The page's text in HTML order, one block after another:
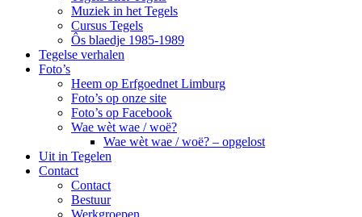
Muziek in het Tegels
Cursus Tegels
Ôs blaedje 1985-1989
Tegelse verhalen
Foto’s
Heem op Erfgoednet Limburg
Foto’s op onze site
Foto’s op Facebook
Wae wèt wae / woë?
Wae wèt wae / woë? – opgelost
Uit in Tegelen
Contact
Contact
Bestuur
Werkgroepen